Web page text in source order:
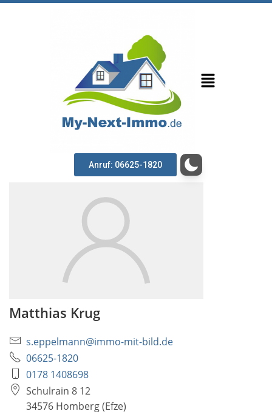
Anruf: 06625-1820
Matthias Krug
s.eppelmann@immo-mit-bild.de
06625-1820
0178 1408698
Schulrain 8 12
34576 Homberg (Efze)